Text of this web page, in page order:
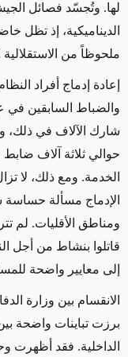
لها. وتُجسّد فصائل
الديناميكية، إذ تظل
ملحوظاً من الاستقلالية
إعادة إدماج أفراد
والضباط السابقين في
شارك الآلاف في
حوالي ثلاثة آلاف
الخدمة. ومع ذلك، لا
الإدماج مسألة حساسة
ومناطق الأقليات. لم
قاتلوا بنشاط من أجل
إلى معايير واضحة
برزت تباينات واضحة
الداخلية. فقد أظهرت